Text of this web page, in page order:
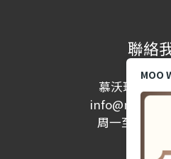
聯絡
慕沃珍選股份
周一至周五
(例假
MOO